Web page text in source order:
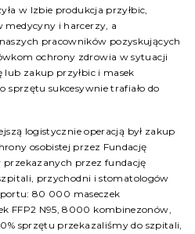
w Izbie produkcja przyłbic,
medycyny i harcerzy, a
pracowników pozyskujących
ochrony zdrowia w sytuacji
zakup przyłbic i masek
sprzętu sukcesywnie trafiało do
logistycznie operacją był zakup
osobistej przez Fundację
przekazanych przez fundację
przychodni i stomatologów
80 000 maseczek
FFP2 N95, 8000 kombinezonów,
sprzętu przekazaliśmy do szpitali,